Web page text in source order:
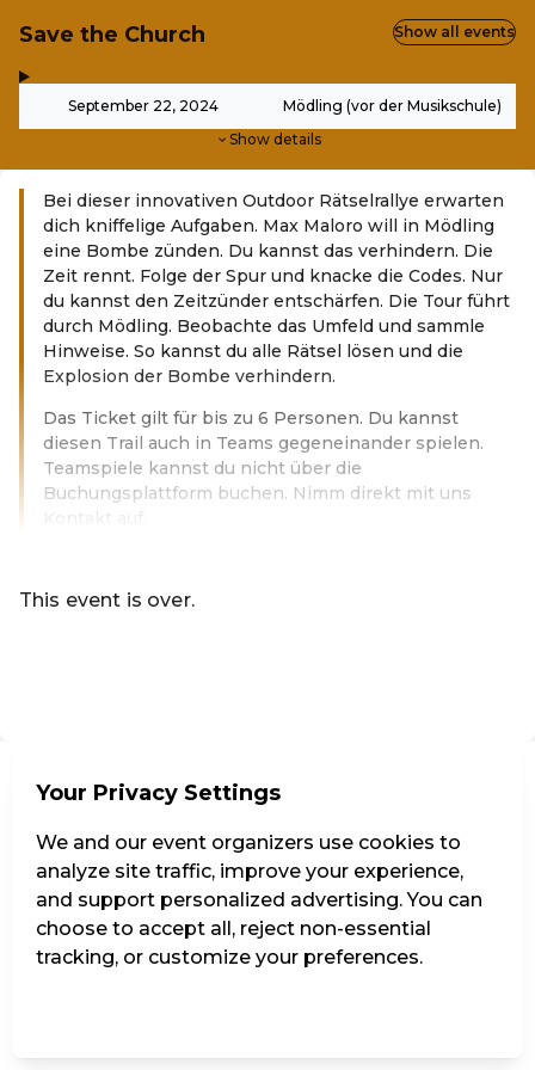
Save the Church
September 22, 2024 Mödling (vor der Musikschule)
Show details
Show all events
Bei dieser innovativen Outdoor Rätselrallye erwarten
dich kniffelige Aufgaben. Max Maloro will in Mödling
eine Bombe zünden. Du kannst das verhindern. Die
Zeit rennt. Folge der Spur und knacke die Codes. Nur
du kannst den Zeitzünder entschärfen. Die Tour führt
durch Mödling. Beobachte das Umfeld und sammle
Hinweise. So kannst du alle Rätsel lösen und die
Explosion der Bombe verhindern.
Das Ticket gilt für bis zu 6 Personen. Du kannst
diesen Trail auch in Teams gegeneinander spielen.
Teamspiele kannst du nicht über die
Buchungsplattform buchen. Nimm direkt mit uns
Kontakt auf.
This event is over.
Your Privacy Settings
We and our event organizers use cookies to
analyze site traffic, improve your experience,
and support personalized advertising. You can
choose to accept all, reject non-essential
tracking, or customize your preferences.